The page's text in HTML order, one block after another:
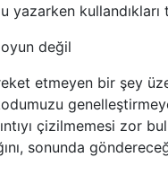
yazarken
değil
etmeyen bir şey
çizilmemesi zor
sonunda